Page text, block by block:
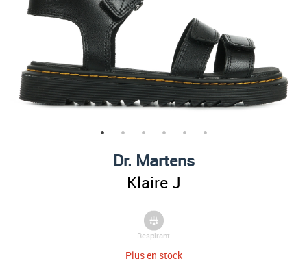
Dr. Martens
Klaire J
Respirant
Plus en stock